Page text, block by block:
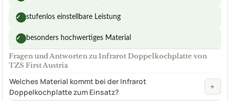
✓ stufenlos einstellbare Leistung
✓ besonders hochwertiges Material
Fragen und Antworten zu Infrarot Doppelkochplatte von
TZS First Austria
Welches Material kommt bei der Infrarot
Doppelkochplatte zum Einsatz?
+